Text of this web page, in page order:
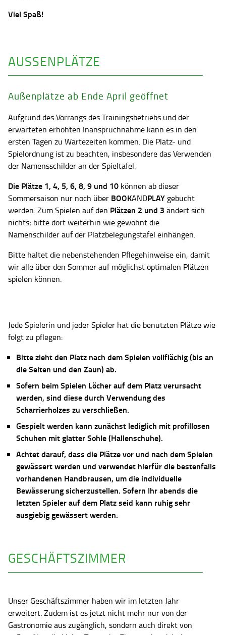
Viel Spaß!
AUSSENPLÄTZE
Außenplätze ab Ende April geöffnet
Aufgrund des Vorrangs des Trainingsbetriebs und der
erwarteten erhöhten Inanspruchnahme kann es in den
ersten Tagen zu Wartezeiten kommen. Die Platz- und
Spielordnung ist zu beachten, insbesondere das Verwenden
der Namensschilder an der Spieltafel.
Die Plätze 1, 4, 5, 6, 8, 9 und 10 können ab dieser
Sommersaison nur noch über BOOKANDPLAY gebucht
werden. Zum Spielen auf den Plätzen 2 und 3 ändert sich
nichts; bitte dort weiterhin wie gewohnt die
Namenschilder auf der Platzbelegungstafel einhängen.
Bitte haltet die nebenstehenden Pflegehinweise ein, damit
wir alle über den Sommer auf möglichst optimalen Plätzen
spielen können.
Jede Spielerin und jeder Spieler hat die benutzten Plätze wie
folgt zu pflegen:
Bitte zieht den Platz nach dem Spielen vollflächig (bis an
die Seiten und den Zaun) ab.
Sofern beim Spielen Löcher auf dem Platz verursacht
werden, sind diese durch Verwendung des
Scharrierholzes zu verschließen.
Gespielt werden kann zunächst lediglich mit profillosen
Schuhen mit glatter Sohle (Hallenschuhe).
Achtet darauf, dass die Plätze vor und nach dem Spielen
gewässert werden und verwendet hierfür die bestenfalls
vorhandenen Handbrausen, um die individuelle
Bewässerung sicherzustellen. Sofern Ihr abends die
letzten Spieler auf dem Platz seid kann ruhig sehr
ausgiebig gewässert werden.
GESCHÄFTSZIMMER
Unser Geschäftszimmer haben wir im letzten Jahr
erweitert. Zudem ist es jetzt nicht mehr nur von der
Gastronomie aus zugänglich, sondern auch direkt von